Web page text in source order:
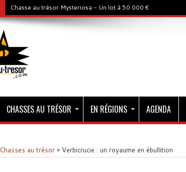
Chasse au trésor Mysteriosa - Un lot à 50 000 €
CHASSES AU TRÉSOR EN RÉGIONS AGENDA
Chasses au trésor » Verbicrucie : un royaume en ébullition